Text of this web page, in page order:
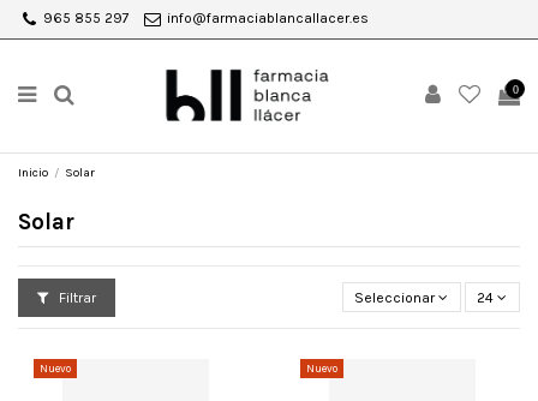
965 855 297 info@farmaciablancallacer.es
0
Inicio Solar
Solar
Filtrar Seleccionar 24
Nuevo Nuevo